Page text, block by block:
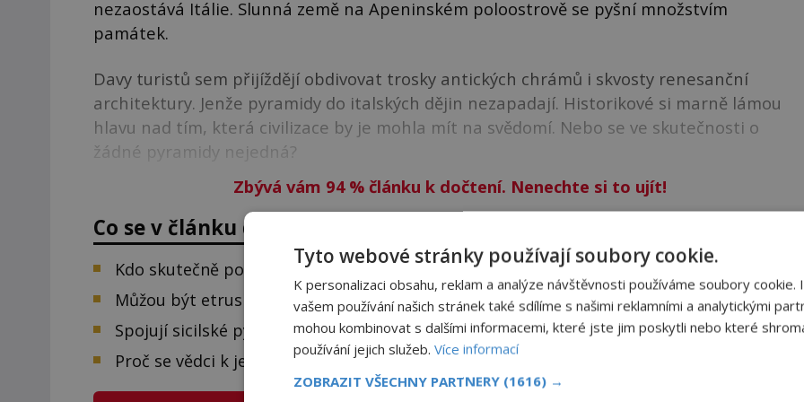
nezaostává Itálie. Slunná země na Apeninském poloostrově se pyšní množstvím
památek.
Davy turistů sem přijíždějí obdivovat trosky antických chrámů i skvosty renesanční
architektury. Jenže pyramidy do italských dějin nezapadají. Historikové si marně lámou
hlavu nad tím, která civilizace by je mohla mít na svědomí. Nebo se ve skutečnosti o
žádné pyramidy nejedná?
Zbývá vám 94 %článku k dočtení. Nenechte si to ujít!
Co se v článku dozvíte:
Kdo skutečně postavil italské pyramidy?
Můžou být etruské pyramidy starší, než tušíme?
Spojují sicilské pyramidy obchodní cesty?
Proč se vědci k jevu italských pyramid staví skepticky?
Tyto webové stránky používají soubory cookie.
K personalizaci obsahu, reklam a analýze návštěvnosti používáme soubory cookie.
vašem používání našich stránek také sdílíme s našimi reklamními a analytickými
mohou kombinovat s dalšími informacemi, které jste jim poskytli nebo které
používání jejich služeb. Více informací
ZOBRAZIT VŠECHNY PARTNERY (1616) →